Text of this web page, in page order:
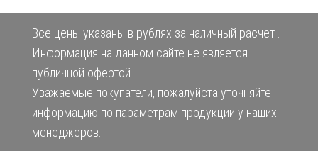
Все цены указаны в рублях за наличный расчет .
Информация на данном сайте не является
публичной офертой.
Уважаемые покупатели, пожалуйста уточняйте
информацию по параметрам продукции у наших
менеджеров.